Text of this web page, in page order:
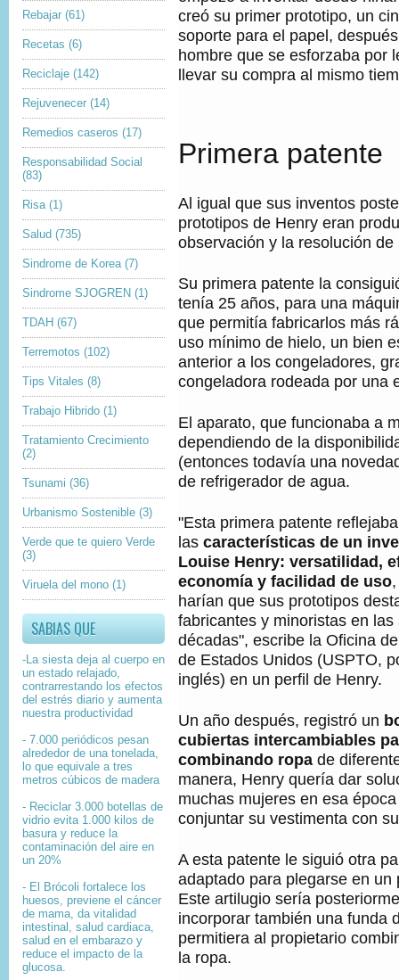
Rebajar (61)
Recetas (6)
Reciclaje (142)
Rejuvenecer (14)
Remedios caseros (17)
Responsabilidad Social
(83)
Risa (1)
Salud (735)
Sindrome de Korea (7)
Sindrome SJOGREN (1)
TDAH (67)
Terremotos (102)
Tips Vitales (8)
Trabajo Hibrido (1)
Tratamiento Crecimiento
(2)
Tsunami (36)
Urbanismo Sostenible (3)
Verde que te quiero Verde
(3)
Viruela del mono (1)
SABIAS QUE
-La siesta deja al cuerpo en
un estado relajado,
contrarrestando los efectos
del estrés diario y aumenta
nuestra productividad
- 7.000 periódicos pesan
alrededor de una tonelada,
lo que equivale a tres
metros cúbicos de madera
- Reciclar 3.000 botellas de
vidrio evita 1.000 kilos de
basura y reduce la
contaminación del aire en
un 20%
- El Brócoli fortalece los
huesos, previene el cáncer
de mama, da vitalidad
intestinal, salud cardiaca,
salud en el embarazo y
reduce el impacto de la
glucosa.
A
I
M
G
E
t
o
creó su primer prototipo, un
soporte para el papel,
hombre que se esforzaba por
llevar su compra al mismo
Primera patente
Al igual que sus inventos
prototipos de Henry eran
observación y la resolución de
Su primera patente la
tenía 25 años, para una
que permitía fabricarlos más
uso mínimo de hielo, un bien
anterior a los congeladores,
congeladora rodeada por una
El aparato, que funcionaba a
dependiendo de la
(entonces todavía una
de refrigerador de agua.
"Esta primera patente
las características de un
Louise Henry: versatilidad,
economía y facilidad de uso
harían que sus prototipos
fabricantes y minoristas en las
décadas", escribe la Oficina
de Estados Unidos (USPTO,
inglés) en un perfil de Henry.
Un año después, registró un
cubiertas intercambiables
combinando ropa de
manera, Henry quería dar
muchas mujeres en esa
conjuntar su vestimenta con
A esta patente le siguió otra
adaptado para plegarse en un
Este artilugio sería
incorporar también una funda
permitiera al propietario
la ropa.